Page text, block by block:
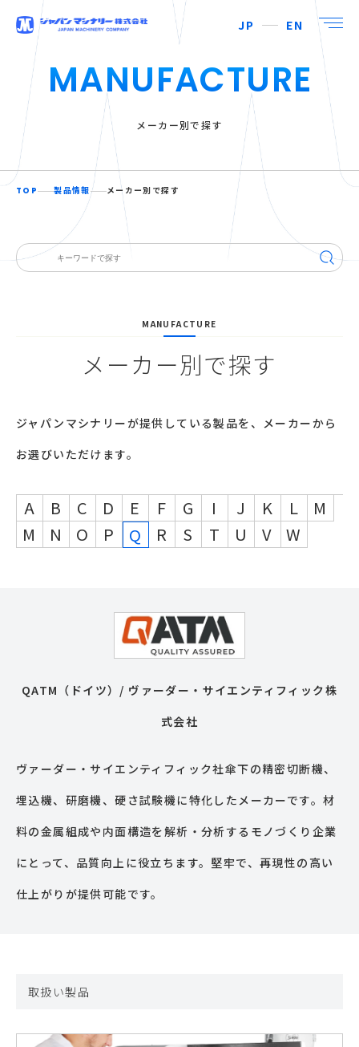
JP EN
MANUFACTURE
メーカー別で探す
TOP 製品情報 メーカー別で探す
MANUFACTURE
メーカー別で探す
ジャパンマシナリーが提供している製品を、メーカーから
お選びいただけます。
A B C D E F G I J K L
M
M
N O P Q R S T U V W
QATM（ドイツ）/ ヴァーダー・サイエンティフィック株
式会社
ヴァーダー・サイエンティフィック社傘下の精密切断機、
埋込機、研磨機、硬さ試験機に特化したメーカーです。材
料の金属組成や内面構造を解析・分析するモノづくり企業
にとって、品質向上に役立ちます。堅牢で、再現性の高い
仕上がりが提供可能です。
取扱い製品